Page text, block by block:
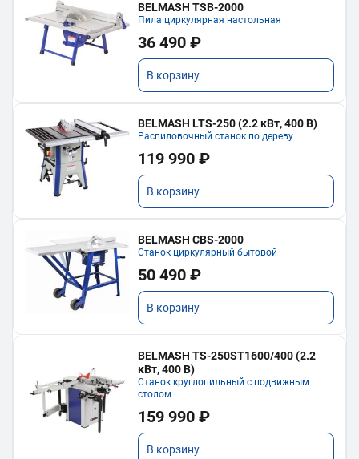
BELMASH TSB-2000
Пила циркулярная настольная
36 490 ₽
В корзину
BELMASH LTS-250 (2.2 кВт, 400 В)
Распиловочный станок по дереву
119 990 ₽
В корзину
BELMASH CBS-2000
Станок циркулярный бытовой
50 490 ₽
В корзину
BELMASH TS-250ST1600/400 (2.2
кВт, 400 В)
Станок круглопильный с подвижным
столом
159 990 ₽
В корзину